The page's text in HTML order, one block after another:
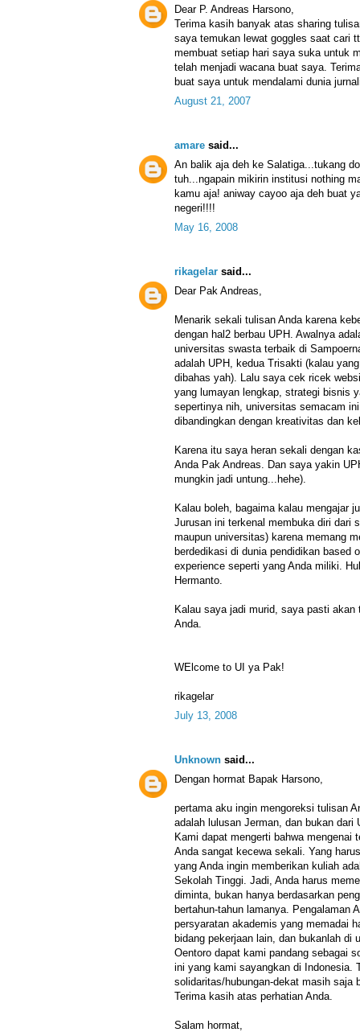
Dear P. Andreas Harsono,
Terima kasih banyak atas sharing
saya temukan lewat goggles saat cari
membuat setiap hari saya suka untuk
telah menjadi wacana buat saya.
buat saya untuk mendalami dunia
August 21, 2007
amare said...
An balik aja deh ke Salatiga...tukang
tuh...ngapain mikirin institusi nothing
kamu aja! aniway cayoo aja deh buat
negeri!!!!
May 16, 2008
rikagelar said...
Dear Pak Andreas,
Menarik sekali tulisan Anda karena
dengan hal2 berbau UPH. Awalnya
universitas swasta terbaik di
adalah UPH, kedua Trisakti (kalau
dibahas yah). Lalu saya cek ricek
yang lumayan lengkap, strategi bisnis
sepertinya nih, universitas semacam
dibandingkan dengan kreativitas dan
Karena itu saya heran sekali dengan
Anda Pak Andreas. Dan saya yakin
mungkin jadi untung...hehe).
Kalau boleh, bagaima kalau mengajar
Jurusan ini terkenal membuka diri dari
maupun universitas) karena memang
berdedikasi di dunia pendidikan based
experience seperti yang Anda miliki.
Hermanto.
Kalau saya jadi murid, saya pasti
Anda.
WElcome to UI ya Pak!
rikagelar
July 13, 2008
Unknown said...
Dengan hormat Bapak Harsono,
pertama aku ingin mengoreksi tulisan
adalah lulusan Jerman, dan bukan dari
Kami dapat mengerti bahwa mengenai
Anda sangat kecewa sekali. Yang
yang Anda ingin memberikan kuliah
Sekolah Tinggi. Jadi, Anda harus
diminta, bukan hanya berdasarkan
bertahun-tahun lamanya. Pengalaman
persyaratan akademis yang memadai
bidang pekerjaan lain, dan bukanlah di
Oentoro dapat kami pandang sebagai
ini yang kami sayangkan di Indonesia.
solidaritas/hubungan-dekat masih saja
Terima kasih atas perhatian Anda.
Salam hormat,